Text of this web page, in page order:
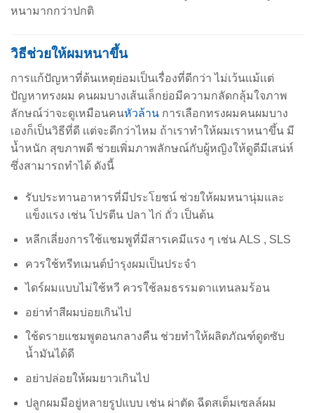
หนามากกว่าปกติ
วิธีช่วยให้ผมหนาขึ้น
การแก้ปัญหาที่ต้นเหตุย่อมเป็นเรื่องที่ดีกว่า ไม่เว้นเเม้เเต่
ปัญหาทรงผม คนผมบางเส้นเล็กย่อมีความกลัดกลุ้มใจภาพ
ลักษณ์ว่าจะดูเหมือนคนหัวล้าน การเลือกทรงผมคนผมบาง
เองก็เป็นวิธีที่ดี เเต่จะดีกว่าไหม ถ้าเราทำให้ผมเราหนาขึ้น มี
น้ำหนัก สุขภาพดี ช่วยเพิ่มภาพลักษณ์กับผู้หญิงให้ดูดีมีเสน่ห์
ซึ่งสามารถทำได้ ดังนี้
รับประทานอาหารที่มีประโยชน์ ช่วยให้ผมหนานุ่มและ
แข็งแรง เช่น โปรตีน ปลา ไก่ ถั่ว เป็นต้น
หลีกเลี่ยงการใช้แชมพูที่มีสารเคมีแรง ๆ เช่น ALS , SLS
ควรใช้ทรีทเมนต์บำรุงผมเป็นประจำ
ไดร์ผมแบบไม่ใช้หวี ควรใช้ลมธรรมดาแทนลมร้อน
อย่าทำสีผมบ่อยเกินไป
ใช้ดรายแชมพูตอนกลางคืน ช่วยทำให้ผลิตภัณฑ์ดูดซับ
น้ำมันได้ดี
อย่าปล่อยให้ผมยาวเกินไป
ปลูกผมมีอยู่หลายรูปแบบ เช่น ผ่าตัด ฉีดสเต็มเซลล์ผม